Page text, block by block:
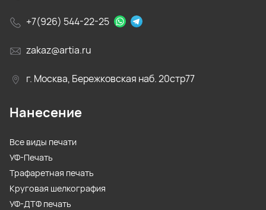
+7(926) 544-22-25
zakaz@artia.ru
г. Москва, Бережковская наб. 20стр77
Нанесение
Все виды печати
УФ-Печать
Трафаретная печать
Круговая шелкография
УФ-ДТФ печать